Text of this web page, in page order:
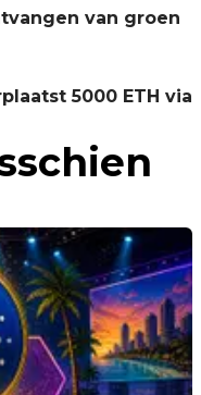
van groen
5000 ETH via